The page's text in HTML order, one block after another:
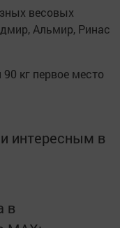
весовых
Альмир, Ринас
кг первое место
интересным в
в